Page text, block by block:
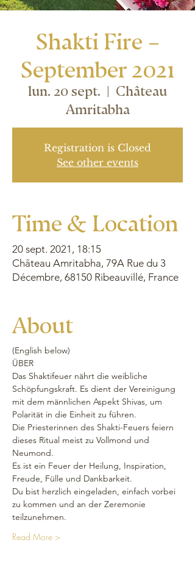
Shakti Fire –
September 2021
lun. 20 sept.
  |
Château
Amritabha
Registration is Closed
See other events
Time & Location
20 sept. 2021, 18:15
Château Amritabha, 79A Rue du 3
Décembre, 68150 Ribeauvillé, France
About
(English below)
ÜBER
Das Shaktifeuer nährt die weibliche
Schöpfungskraft. Es dient der Vereinigung
mit dem männlichen Aspekt Shivas, um
Polarität in die Einheit zu führen.
Die Priesterinnen des Shakti-Feuers feiern
dieses Ritual meist zu Vollmond und
Neumond.
Es ist ein Feuer der Heilung, Inspiration,
Freude, Fülle und Dankbarkeit.
Du bist herzlich eingeladen, einfach vorbei
zu kommen und an der Zeremonie
teilzunehmen.
Read More >